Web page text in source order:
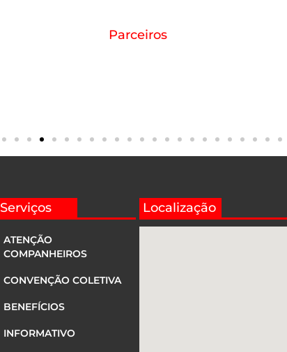
Parceiros
Serviços
ATENÇÃO
COMPANHEIROS
CONVENÇÃO COLETIVA
BENEFÍCIOS
INFORMATIVO
Localização